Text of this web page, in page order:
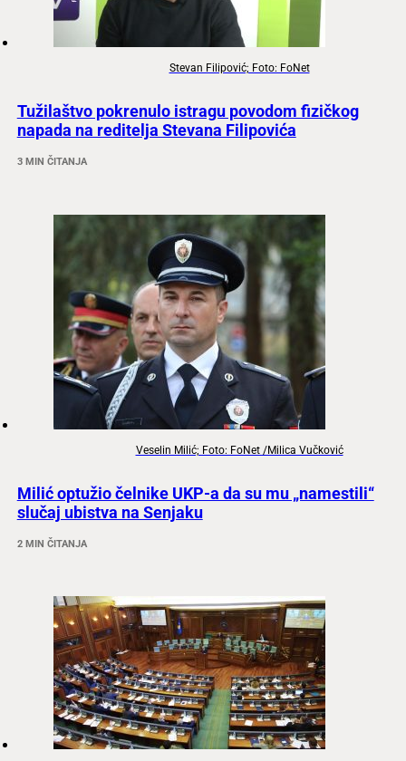
Stevan Filipović; Foto: FoNet
Tužilaštvo pokrenulo istragu povodom fizičkog
napada na reditelja Stevana Filipovića
3 MIN ČITANJA
Veselin Milić; Foto: FoNet /Milica Vučković
Milić optužio čelnike UKP-a da su mu „namestili“
slučaj ubistva na Senjaku
2 MIN ČITANJA